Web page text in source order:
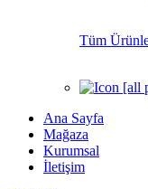
Tüm
Ana Sayfa
Mağaza
Kurumsal
İletişim